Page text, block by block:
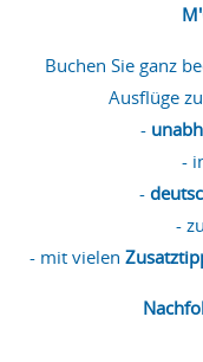
Buchen Sie ganz
Ausflüge
-
-
-
- zu
- mit vielen